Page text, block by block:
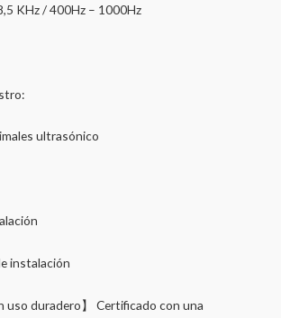
KHz / 400Hz – 1000Hz
ultrasónico
instalación
uso duradero】 Certificado con una